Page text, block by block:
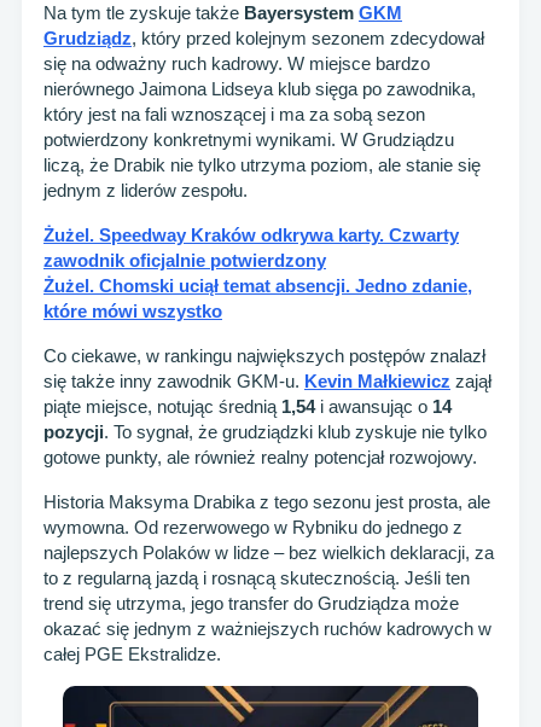
Na tym tle zyskuje także Bayersystem GKM
Grudziądz, który przed kolejnym sezonem zdecydował
się na odważny ruch kadrowy. W miejsce bardzo
nierównego Jaimona Lidseya klub sięga po zawodnika,
który jest na fali wznoszącej i ma za sobą sezon
potwierdzony konkretnymi wynikami. W Grudziądzu
liczą, że Drabik nie tylko utrzyma poziom, ale stanie się
jednym z liderów zespołu.
Żużel. Speedway Kraków odkrywa karty. Czwarty
zawodnik oficjalnie potwierdzony
Żużel. Chomski uciął temat absencji. Jedno zdanie,
które mówi wszystko
Co ciekawe, w rankingu największych postępów znalazł
się także inny zawodnik GKM-u. Kevin Małkiewicz zajął
piąte miejsce, notując średnią 1,54i awansując o 14
pozycji. To sygnał, że grudziądzki klub zyskuje nie tylko
gotowe punkty, ale również realny potencjał rozwojowy.
Historia Maksyma Drabika z tego sezonu jest prosta, ale
wymowna. Od rezerwowego w Rybniku do jednego z
najlepszych Polaków w lidze – bez wielkich deklaracji, za
to z regularną jazdą i rosnącą skutecznością. Jeśli ten
trend się utrzyma, jego transfer do Grudziądza może
okazać się jednym z ważniejszych ruchów kadrowych w
całej PGE Ekstralidze.